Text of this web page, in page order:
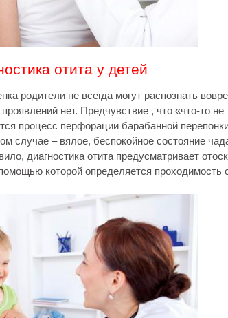
отита у детей
родители не всегда могут распознать
нет. Предчувствие , что «что-то не
процесс перфорации барабанной
случае – вялое, беспокойное состояние
диагностика отита предусматривает
которой определяется проходимость